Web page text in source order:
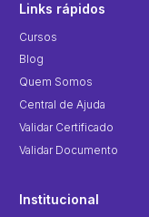
Links rápidos
Cursos
Blog
Quem Somos
Central de Ajuda
Validar Certificado
Validar Documento
Institucional